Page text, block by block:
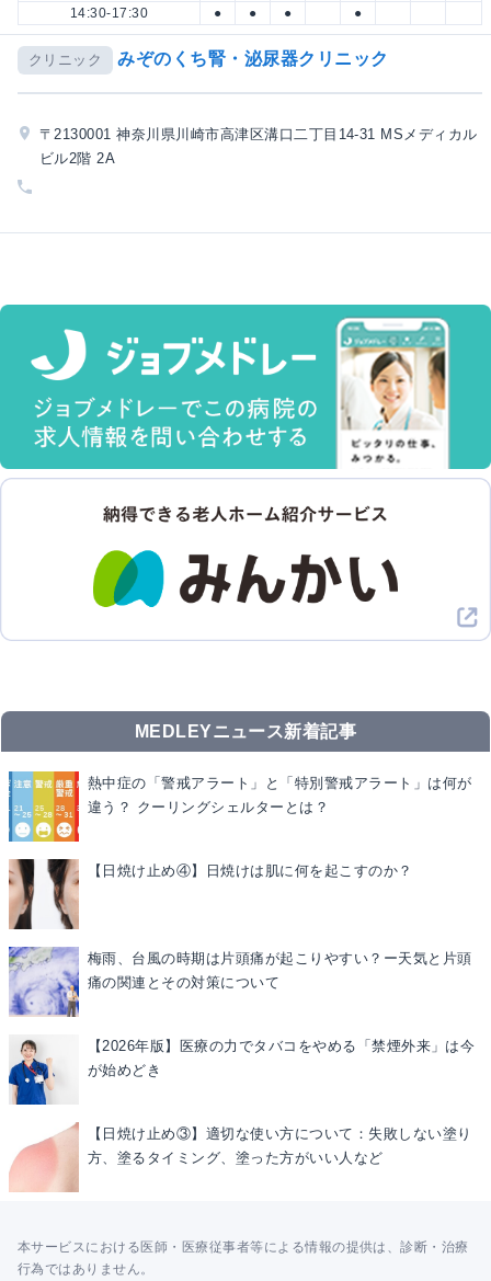
14:30-17:30
● ● ● ●
クリニック みぞのくち腎・泌尿器クリニック
〒2130001 神奈川県川崎市高津区溝口二丁目14-31 MSメディカル
ビル2階 2A
MEDLEYニュース新着記事
熱中症の「警戒アラート」と「特別警戒アラート」は何が
違う？ クーリングシェルターとは？
【日焼け止め④】日焼けは肌に何を起こすのか？
梅雨、台風の時期は片頭痛が起こりやすい？ー天気と片頭
痛の関連とその対策について
【2026年版】医療の力でタバコをやめる「禁煙外来」は今
が始めどき
【日焼け止め③】適切な使い方について：失敗しない塗り
方、塗るタイミング、塗った方がいい人など
本サービスにおける医師・医療従事者等による情報の提供は、診断・治療
行為ではありません。